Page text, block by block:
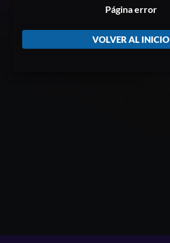
Página error
VOLVER AL INICIO